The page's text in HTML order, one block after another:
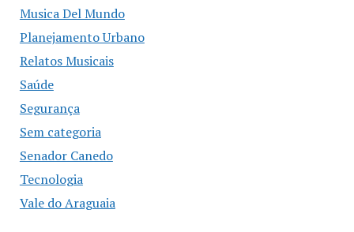
Musica Del Mundo
Planejamento Urbano
Relatos Musicais
Saúde
Segurança
Sem categoria
Senador Canedo
Tecnologia
Vale do Araguaia